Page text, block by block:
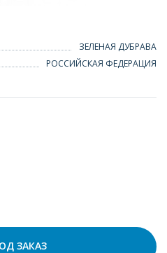
ЗЕЛЕНАЯ ДУБРАВА
РОССИЙСКАЯ ФЕДЕРАЦИЯ
ЗАКАЗ